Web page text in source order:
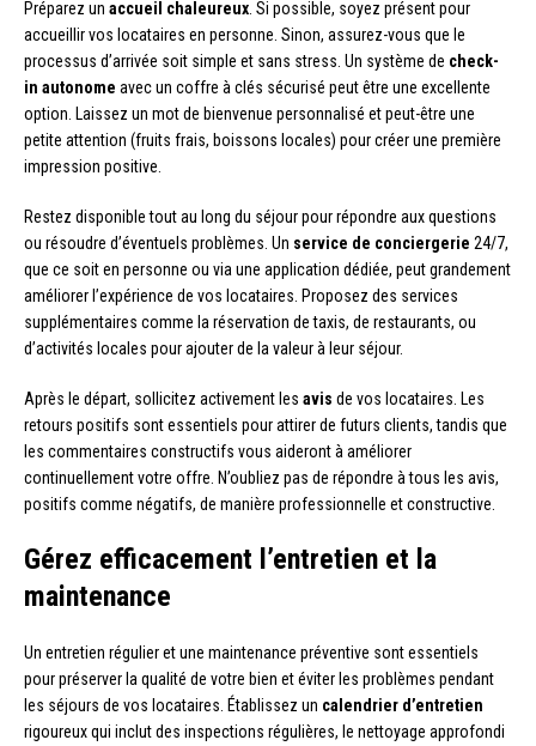
Préparez un accueil chaleureux . Si possible, soyez présent pour
accueillir vos locataires en personne. Sinon, assurez-vous que le
processus d’arrivée soit simple et sans stress. Un système de check-
in autonome avec un coffre à clés sécurisé peut être une excellente
option. Laissez un mot de bienvenue personnalisé et peut-être une
petite attention (fruits frais, boissons locales) pour créer une première
impression positive.
Restez disponible tout au long du séjour pour répondre aux questions
ou résoudre d’éventuels problèmes. Un service de conciergerie 24/7,
que ce soit en personne ou via une application dédiée, peut grandement
améliorer l’expérience de vos locataires. Proposez des services
supplémentaires comme la réservation de taxis, de restaurants, ou
d’activités locales pour ajouter de la valeur à leur séjour.
Après le départ, sollicitez activement les avis de vos locataires. Les
retours positifs sont essentiels pour attirer de futurs clients, tandis que
les commentaires constructifs vous aideront à améliorer
continuellement votre offre. N’oubliez pas de répondre à tous les avis,
positifs comme négatifs, de manière professionnelle et constructive.
Gérez efficacement l’entretien et la
maintenance
Un entretien régulier et une maintenance préventive sont essentiels
pour préserver la qualité de votre bien et éviter les problèmes pendant
les séjours de vos locataires. Établissez un calendrier d’entretien
rigoureux qui inclut des inspections régulières, le nettoyage approfondi